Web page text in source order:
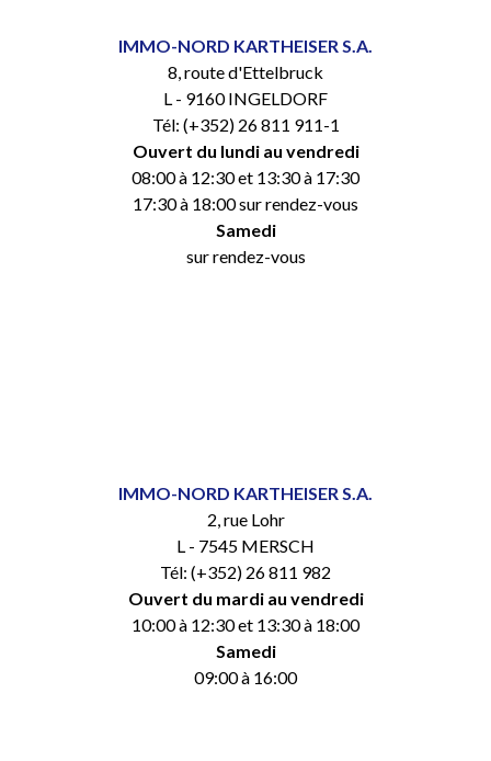
IMMO-NORD KARTHEISER S.A.
8, route d'Ettelbruck
L - 9160 INGELDORF
Tél: (+352) 26 811 911-1
Ouvert du lundi au vendredi
08:00 à 12:30 et 13:30 à 17:30
17:30 à 18:00 sur rendez-vous
Samedi
sur rendez-vous
IMMO-NORD KARTHEISER S.A.
2, rue Lohr
L - 7545 MERSCH
Tél: (+352) 26 811 982
Ouvert du mardi au vendredi
10:00 à 12:30 et 13:30 à 18:00
Samedi
09:00 à 16:00